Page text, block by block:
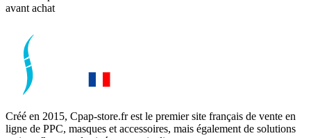
avant achat
Créé en 2015, Cpap-store.fr est le premier site français de vente en
ligne de PPC, masques et accessoires, mais également de solutions